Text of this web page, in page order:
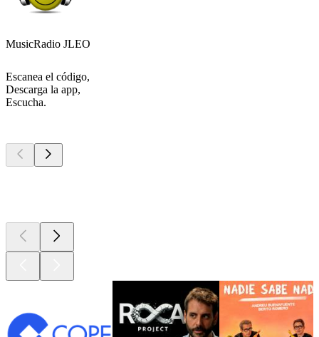
MusicRadio JLEO
Escanea el código,
Descarga la app,
Escucha.